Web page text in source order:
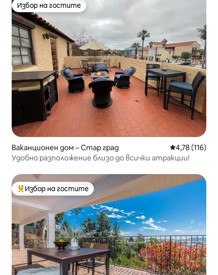
Избор на гостите
Избор на гостите
Ваканционен дом – Стар град Средна
4,78 (116)
Удобно разположение близо до всички атракции!
Най-популярен избор на гостите
Избор на гостите